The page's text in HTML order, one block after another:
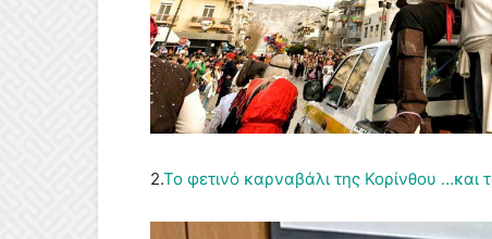
2.Το φετινό καρναβάλι της Κορίνθου